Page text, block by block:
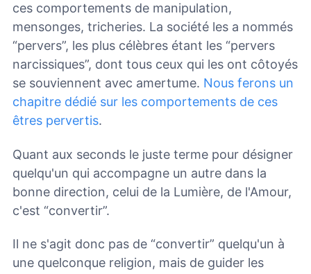
ces comportements de manipulation,
mensonges, tricheries. La société les a nommés
“pervers”, les plus célèbres étant les “pervers
narcissiques”, dont tous ceux qui les ont côtoyés
se souviennent avec amertume. Nous ferons un
chapitre dédié sur les comportements de ces
êtres pervertis.
Quant aux seconds le juste terme pour désigner
quelqu'un qui accompagne un autre dans la
bonne direction, celui de la Lumière, de l'Amour,
c'est “convertir”.
Il ne s'agit donc pas de “convertir” quelqu'un à
une quelconque religion, mais de guider les